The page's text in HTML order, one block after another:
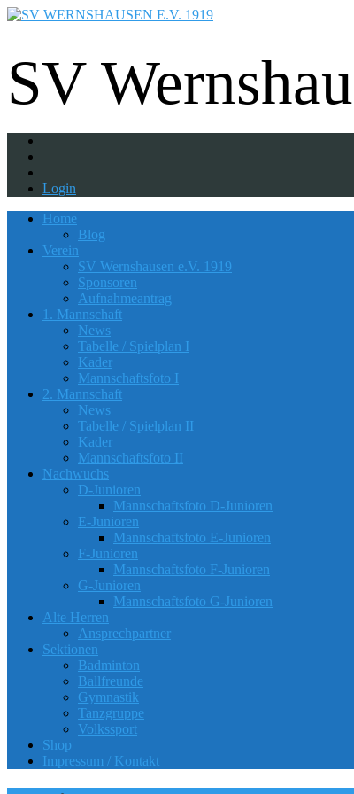
SV
Login
Home
Blog
Verein
SV Wernshausen e.V. 1919
Sponsoren
Aufnahmeantrag
1. Mannschaft
News
Tabelle / Spielplan I
Kader
Mannschaftsfoto I
2. Mannschaft
News
Tabelle / Spielplan II
Kader
Mannschaftsfoto II
Nachwuchs
D-Junioren
Mannschaftsfoto D-Junioren
E-Junioren
Mannschaftsfoto E-Junioren
F-Junioren
Mannschaftsfoto F-Junioren
G-Junioren
Mannschaftsfoto G-Junioren
Alte Herren
Ansprechpartner
Sektionen
Badminton
Ballfreunde
Gymnastik
Tanzgruppe
Volkssport
Shop
Impressum / Kontakt